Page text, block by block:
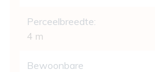
Perceelbreedte:
4 m
Bewoonbare